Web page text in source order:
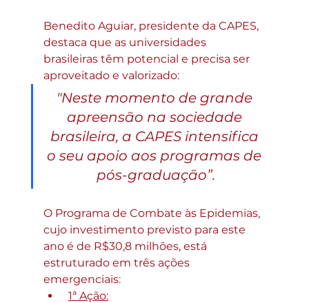
Benedito Aguiar, presidente da CAPES,
destaca que as universidades
brasileiras têm potencial e precisa ser
aproveitado e valorizado:
"Neste momento de grande
apreensão na sociedade
brasileira, a CAPES intensifica
o seu apoio aos programas de
pós-graduação”.
O Programa de Combate às Epidemias,
cujo investimento previsto para este
ano é de R$30,8 milhões, está
estruturado em três ações
emergenciais:
1ª Ação: